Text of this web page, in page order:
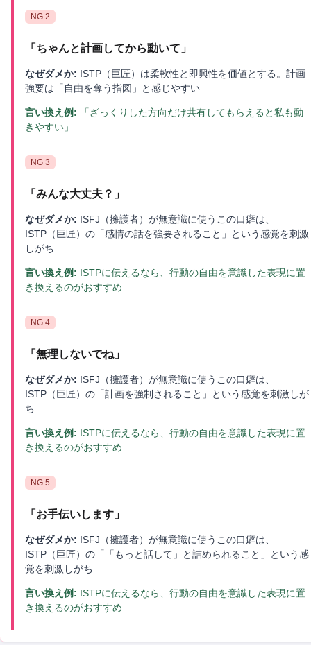
NG 2
「 ちゃんと計画してから動いて 」
なぜダメか: ISTP（巨匠）は柔軟性と即興性を価値とする。計画
強要は「自由を奪う指図」と感じやすい
言い換え例:
「ざっくりした方向だけ共有してもらえると私も動
きやすい」
NG 3
「 みんな大丈夫？ 」
なぜダメか: ISFJ（擁護者）が無意識に使うこの口癖は、
ISTP（巨匠）の「感情の話を強要されること」という感覚を刺激
しがち
言い換え例: ISTPに伝えるなら、行動の自由を意識した表現に置
き換えるのがおすすめ
NG 4
「 無理しないでね 」
なぜダメか: ISFJ（擁護者）が無意識に使うこの口癖は、
ISTP（巨匠）の「計画を強制されること」という感覚を刺激しが
ち
言い換え例: ISTPに伝えるなら、行動の自由を意識した表現に置
き換えるのがおすすめ
NG 5
「 お手伝いします 」
なぜダメか: ISFJ（擁護者）が無意識に使うこの口癖は、
ISTP（巨匠）の「「もっと話して」と詰められること」という感
覚を刺激しがち
言い換え例: ISTPに伝えるなら、行動の自由を意識した表現に置
き換えるのがおすすめ